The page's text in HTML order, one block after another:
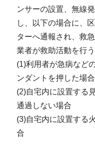
ンサーの設置、無線
し、以下の場合に、
ターへ通報され、救
業者が救助活動を行う
(1)利用者が急病など
ンダントを押した場合
(2)自宅内に設置する
通過しない場合
(3)自宅内に設置する
合